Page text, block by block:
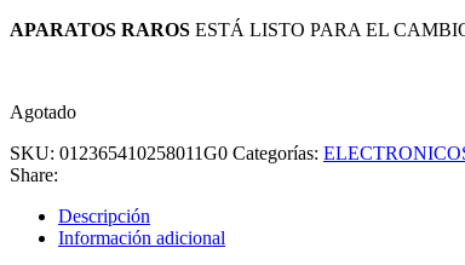
APARATOS RAROS ESTÁ LISTO PARA EL
Agotado
SKU: 012365410258011G0 Categorías:
Share:
Descripción
Información adicional